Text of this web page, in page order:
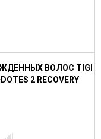
ВОЛОС TIGI
2 RECOVERY